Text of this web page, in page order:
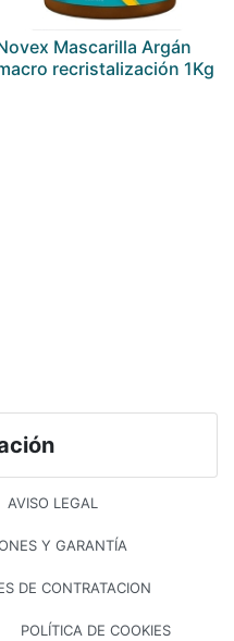
Mascarilla Argán
recristalización 1Kg
AVISO LEGAL
Y GARANTÍA
DE CONTRATACION
POLÍTICA DE COOKIES